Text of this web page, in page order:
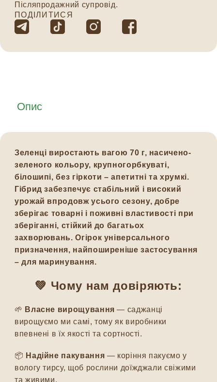
Післяпродажний супровід.
ПОДІЛИТИСЯ
Опис
Зеленці виростають вагою 70 г, насичено-
зеленого кольору, крупногорбкуваті,
білошипі, без гіркоти – апетитні та хрумкі.
Гібрид забезпечує стабільний і високий
урожай впродовж усього сезону, добре
зберігає товарні і поживні властивості при
зберіганні, стійкий до багатьох
захворювань. Огірок універсального
призначення, найпоширеніше застосування
– для маринування.
💚 Чому нам довіряють:
🌱 Власне вирощування — саджанці
вирощуємо ми самі, тому як виробники
впевнені в їх якості та сортності.
📦 Надійне пакування — коріння пакуємо у
вологу тирсу, щоб рослини доїжджали свіжими
та живими.